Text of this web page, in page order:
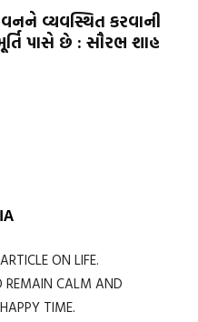
વ્યવસ્થિત કરવાની
પાસે છે : સૌરભ શાહ
ON LIFE.
REMAIN CALM AND
TIME.